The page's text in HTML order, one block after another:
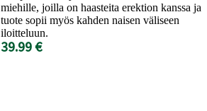
miehille, joilla on haasteita erektion kanssa ja
tuote sopii myös kahden naisen väliseen
iloitteluun.
39.99 €